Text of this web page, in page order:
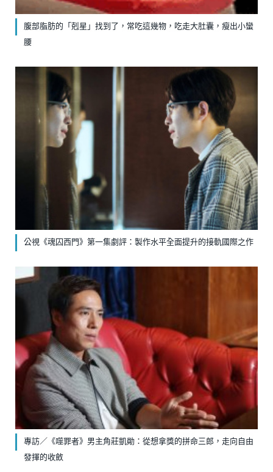
腹部脂肪的「剋星」找到了，常吃這幾物，吃走大肚囊，瘦出小蠻
腰
公視《魂囚西門》第一集劇評：製作水平全面提升的接軌國際之作
專訪／《噬罪者》男主角莊凱勛：從想拿獎的拼命三郎，走向自由
發揮的收斂